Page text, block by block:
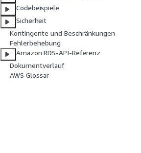
Codebeispiele
Sicherheit
Kontingente und Beschränkungen
Fehlerbehebung
Amazon RDS-API-Referenz
Dokumentverlauf
AWS Glossar